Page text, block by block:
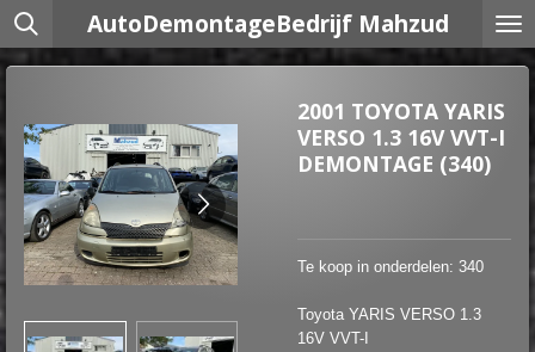
Ga
direct
naar
AutoDemontageBedrijf Mahzud
2001 TOYOTA YARIS
VERSO 1.3 16V VVT-I
DEMONTAGE (340)
Te koop in onderdelen: 340
Toyota YARIS VERSO 1.3
16V VVT-I